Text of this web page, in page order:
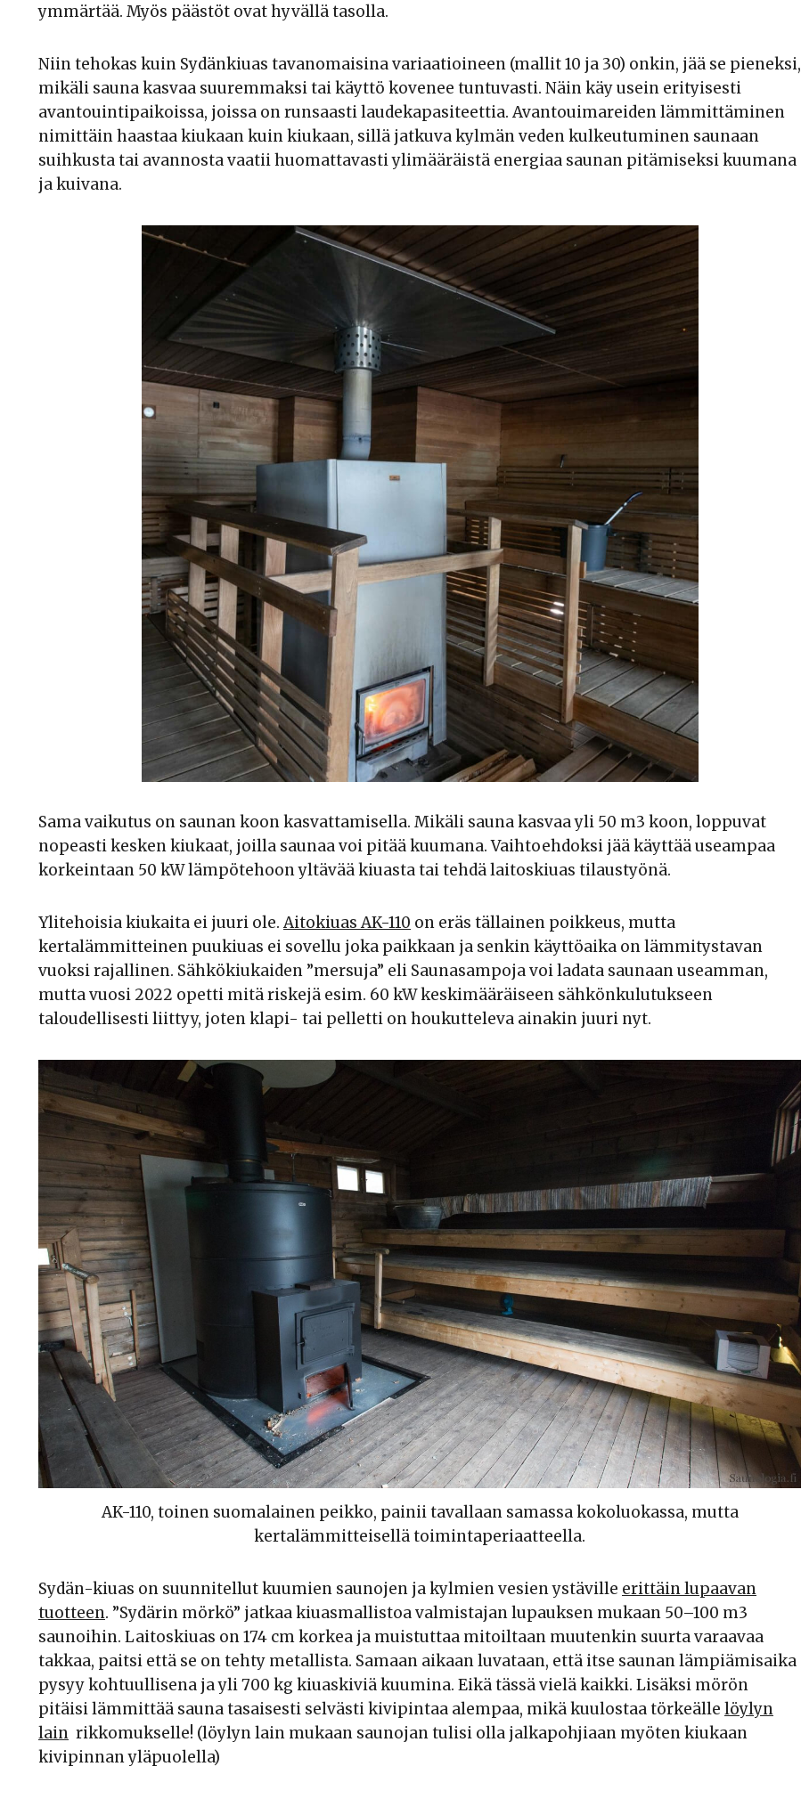
ymmärtää. Myös päästöt ovat hyvällä tasolla.
Niin tehokas kuin Sydänkiuas tavanomaisina variaatioineen (mallit 10 ja 30) onkin, jää se pieneksi,
mikäli sauna kasvaa suuremmaksi tai käyttö kovenee tuntuvasti. Näin käy usein erityisesti
avantouintipaikoissa, joissa on runsaasti laudekapasiteettia. Avantouimareiden lämmittäminen
nimittäin haastaa kiukaan kuin kiukaan, sillä jatkuva kylmän veden kulkeutuminen saunaan
suihkusta tai avannosta vaatii huomattavasti ylimääräistä energiaa saunan pitämiseksi kuumana
ja kuivana.
Sama vaikutus on saunan koon kasvattamisella. Mikäli sauna kasvaa yli 50 m3 koon, loppuvat
nopeasti kesken kiukaat, joilla saunaa voi pitää kuumana. Vaihtoehdoksi jää käyttää useampaa
korkeintaan 50 kW lämpötehoon yltävää kiuasta tai tehdä laitoskiuas tilaustyönä.
Ylitehoisia kiukaita ei juuri ole.Aitokiuas AK-110 on eräs tällainen poikkeus, mutta
kertalämmitteinen puukiuas ei sovellu joka paikkaan ja senkin käyttöaika on lämmitystavan
vuoksi rajallinen. Sähkökiukaiden ”mersuja” eli Saunasampoja voi ladata saunaan useamman,
mutta vuosi 2022 opetti mitä riskejä esim. 60 kW keskimääräiseen sähkönkulutukseen
taloudellisesti liittyy, joten klapi- tai pelletti on houkutteleva ainakin juuri nyt.
AK-110, toinen suomalainen peikko, painii tavallaan samassa kokoluokassa, mutta
kertalämmitteisellä toimintaperiaatteella.
Sydän-kiuas on suunnitellut kuumien saunojen ja kylmien vesien ystäville erittäin lupaavan
tuotteen. ”Sydärin mörkö” jatkaa kiuasmallistoa valmistajan lupauksen mukaan 50–100 m3
saunoihin. Laitoskiuas on 174 cm korkea ja muistuttaa mitoiltaan muutenkin suurta varaavaa
takkaa, paitsi että se on tehty metallista. Samaan aikaan luvataan, että itse saunan lämpiämisaika
pysyy kohtuullisena ja yli 700 kg kiuaskiviä kuumina. Eikä tässä vielä kaikki. Lisäksi mörön
pitäisi lämmittää sauna tasaisesti selvästi kivipintaa alempaa, mikä kuulostaa törkeälle löylyn
lain rikkomukselle! (löylyn lain mukaan saunojan tulisi olla jalkapohjiaan myöten kiukaan
kivipinnan yläpuolella)